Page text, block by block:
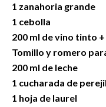
1 zanahoria grande
1 cebolla
200 ml de vino tinto
Tomillo y romero
200 ml de leche
1 cucharada de
1 hoja de laurel